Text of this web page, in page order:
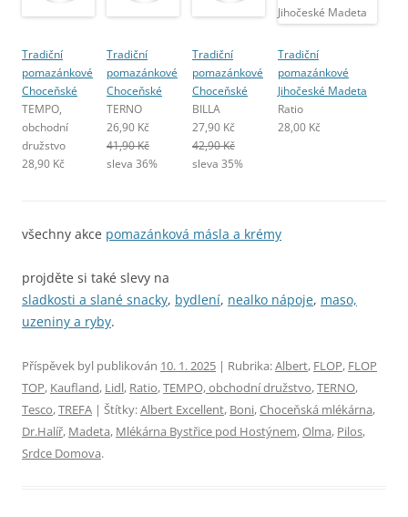
Tradiční
pomazánkové
Choceňské
TEMPO,
obchodní
družstvo
28,90 Kč
Tradiční
pomazánkové
Choceňské
TERNO
26,90 Kč
41,90 Kč
sleva 36%
Tradiční
pomazánkové
Choceňské
BILLA
27,90 Kč
42,90 Kč
sleva 35%
Tradiční
pomazánkové
Jihočeské Madeta
Ratio
28,00 Kč
všechny akce pomazánková másla a krémy
projděte si také slevy na
sladkosti a slané snacky, bydlení, nealko nápoje, maso,
uzeniny a ryby.
Příspěvek byl publikován 10. 1. 2025 | Rubrika:Albert, FLOP, FLOP
TOP, Kaufland, Lidl, Ratio,TEMPO, obchodní družstvo,TERNO,
Tesco,TREFA | Štítky:Albert Excellent, Boni,Choceňská mlékárna,
Dr.Halíř, Madeta, Mlékárna Bystřice pod Hostýnem,Olma, Pilos,
Srdce Domova.